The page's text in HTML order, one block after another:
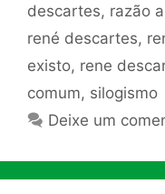
descartes, razão
rené descartes,
existo, rene
comum, silogismo
Deixe um